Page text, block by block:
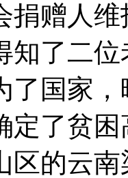
捐赠人
知了二
了国家
定了贫
区的云